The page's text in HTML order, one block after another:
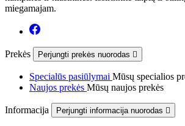
miegamajam.
Prekės Perjungti prekės nuorodas 
Specialūs pasiūlymai Mūsų specialios
Naujos prekės Mūsų naujos prekės
Informacija Perjungti informacija nuorodas 